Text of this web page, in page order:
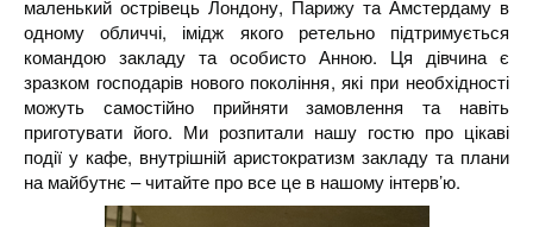
маленький острівець Лондону, Парижу та Амстердаму в
одному обличчі, імідж якого ретельно підтримується
командою закладу та особисто Анною. Ця дівчина є
зразком господарів нового покоління, які при необхідності
можуть самостійно прийняти замовлення та навіть
приготувати його. Ми розпитали нашу гостю про цікаві
події у кафе, внутрішній аристократизм закладу та плани
на майбутнє – читайте про все це в нашому інтерв’ю.